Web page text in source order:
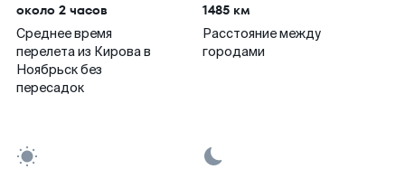
около 2 часов
Среднее время
перелета из Кирова в
Ноябрьск без
пересадок
1485 км
Расстояние между
городами